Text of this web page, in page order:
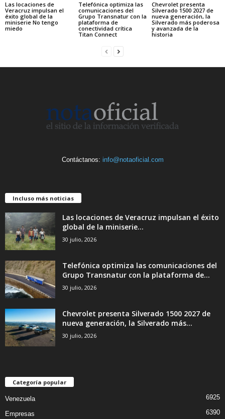
Las locaciones de
Veracruz impulsan el
éxito global de la
miniserie No tengo
miedo
Telefónica optimiza las
comunicaciones del
Grupo Transnatur con la
plataforma de
conectividad crítica
Titan Connect
Chevrolet presenta
Silverado 1500 2027 de
nueva generación, la
Silverado más poderosa
y avanzada de la
historia
Contáctanos: info@notaoficial.com
Incluso más noticias
Las locaciones de Veracruz impulsan el éxito
global de la miniserie...
30 julio, 2026
Telefónica optimiza las comunicaciones del
Grupo Transnatur con la plataforma de...
30 julio, 2026
Chevrolet presenta Silverado 1500 2027 de
nueva generación, la Silverado más...
30 julio, 2026
Categoría popular
Venezuela 6925
Empresas 6390